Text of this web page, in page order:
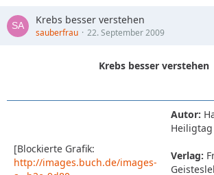
Krebs besser verstehen
sauberfrau 22. September 2009
Krebs besser verstehen
[Blockierte Grafik:
http://images.buch.de/images-
Autor:
Heiligtag
Verlag: